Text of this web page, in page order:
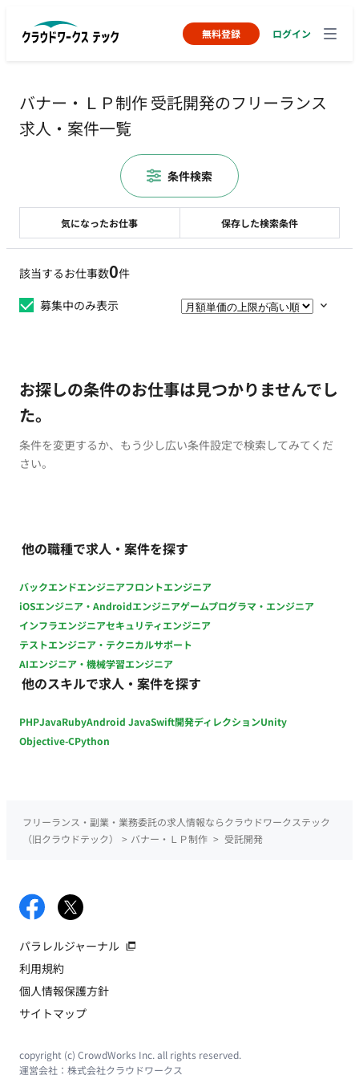
無料登録 ログイン
バナー・ＬＰ制作 受託開発のフリーランス
求人・案件一覧
該当するお仕事数0件
募集中のみ表示
お探しの条件のお仕事は見つかりませんでし
た。
条件を変更するか、もう少し広い条件設定で検索してみてくだ
さい。
他の職種で求人・案件を探す
バックエンドエンジニアフロントエンジニア
iOSエンジニア・Androidエンジニアゲームプログラマ・エンジニア
インフラエンジニアセキュリティエンジニア
テストエンジニア・テクニカルサポート
AIエンジニア・機械学習エンジニア
他のスキルで求人・案件を探す
PHPJavaRubyAndroid JavaSwift開発ディレクションUnity
Objective-CPython
気になったお仕事 保存した検索条件
条件検索
フリーランス・副業・業務委託の求人情報ならクラウドワークステック
（旧クラウドテック）
> バナー・ＬＰ制作 > 受託開発
パラレルジャーナル
利用規約
個人情報保護方針
サイトマップ
copyright (c) CrowdWorks Inc. all rights reserved.
運営会社： 株式会社クラウドワークス